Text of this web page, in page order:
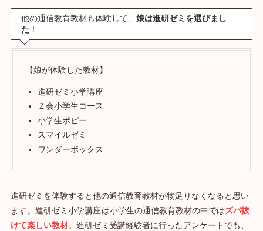
他の通信教育教材も体験して、娘は進研ゼミを選びまし
た ！
【娘が体験した教材】
進研ゼミ小学講座
Ｚ会小学生コース
小学生ポピー
スマイルゼミ
ワンダーボックス
進研ゼミを体験すると他の通信教育教材が物足りなくなると思い
ます。進研ゼミ小学講座は小学生の通信教育教材の中ではズバ抜
けて楽しい教材。進研ゼミ受講経験者に行ったアンケートでも、